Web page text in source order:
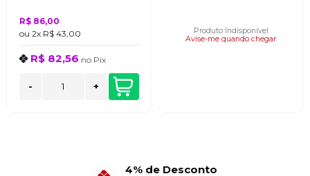
R$ 86,00
ou 2x R$ 43,00
R$ 82,56 no Pix
- +
Produto Indisponível
Avise-me quando chegar
4% de Desconto